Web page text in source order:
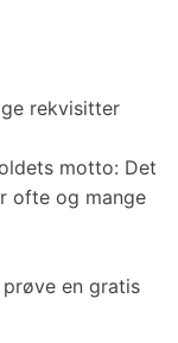
rekvisitter
motto: Det
ofte og mange
en gratis